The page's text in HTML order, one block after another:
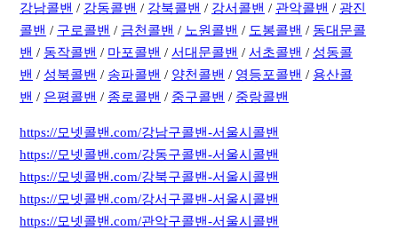
강남콜밴 / 강동콜밴 / 강북콜밴 / 강서콜밴 / 관악콜밴 / 광진
콜밴 / 구로콜밴 / 금천콜밴 / 노원콜밴 / 도봉콜밴 / 동대문콜
밴 / 동작콜밴 / 마포콜밴 /서대문콜밴 /서초콜밴 / 성동콜
밴 / 성북콜밴 / 송파콜밴 / 양천콜밴 / 영등포콜밴 / 용산콜
밴 / 은평콜밴 / 종로콜밴 / 중구콜밴 / 중랑콜밴
https://모넷콜밴.com/강남구콜밴-서울시콜밴
https://모넷콜밴.com/강동구콜밴-서울시콜밴
https://모넷콜밴.com/강북구콜밴-서울시콜밴
https://모넷콜밴.com/강서구콜밴-서울시콜밴
https://모넷콜밴.com/관악구콜밴-서울시콜밴